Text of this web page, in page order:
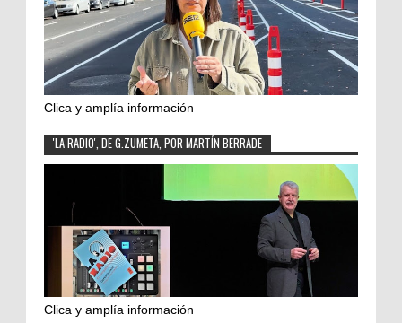
Clica y amplía información
'LA RADIO', DE G.ZUMETA, POR MARTÍN BERRADE
Clica y amplía información